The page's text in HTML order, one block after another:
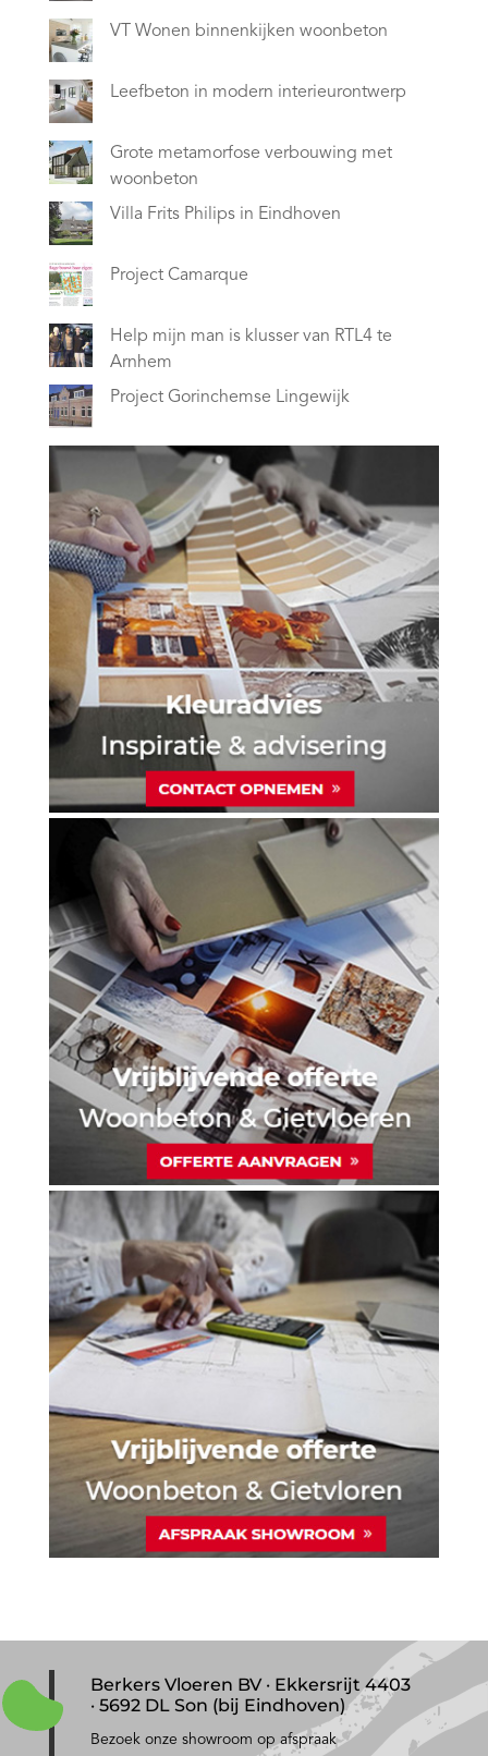
VT Wonen binnenkijken woonbeton
Leefbeton in modern interieurontwerp
Grote metamorfose verbouwing met
woonbeton
Villa Frits Philips in Eindhoven
Project Camarque
Help mijn man is klusser van RTL4 te
Arnhem
Project Gorinchemse Lingewijk
Berkers Vloeren BV · Ekkersrijt 4403
· 5692 DL Son (bij Eindhoven)
Bezoek onze showroom op afspraak